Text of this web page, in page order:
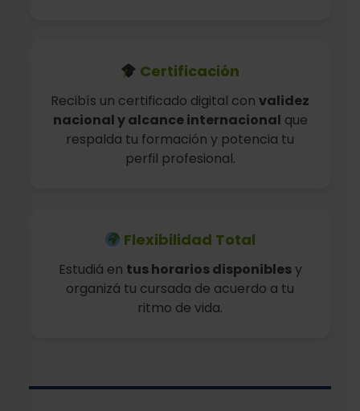
Certificación
Recibís un certificado digital con validez
nacional y alcance internacional que
respalda tu formación y potencia tu
perfil profesional.
Flexibilidad Total
Estudiá en tus horarios disponiblesy
organizá tu cursada de acuerdo a tu
ritmo de vida.